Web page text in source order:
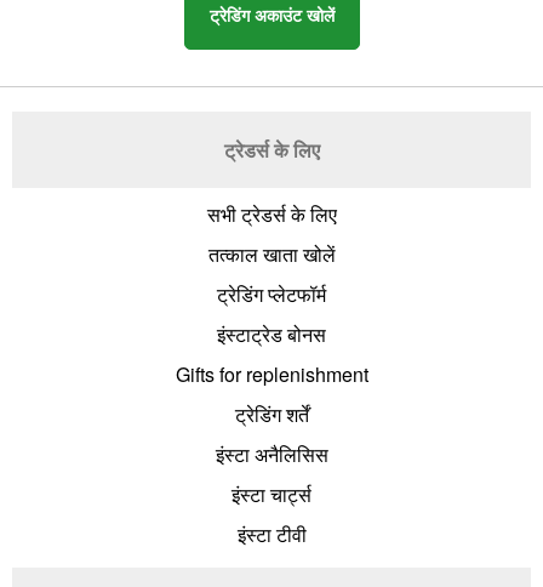
ट्रेडिंग अकाउंट खोलें
ट्रेडर्स के लिए
सभी ट्रेडर्स के लिए
तत्काल खाता खोलें
ट्रेडिंग प्लेटफॉर्म
इंस्टाट्रेड बोनस
Gifts for replenishment
ट्रेडिंग शर्तें
इंस्टा अनैलिसिस
इंस्टा चार्ट्स
इंस्टा टीवी